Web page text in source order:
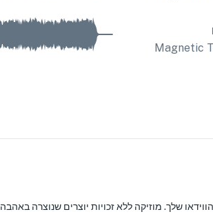
Magnetic
שלך. מוזיקה ללא זכויות יוצרים שנוצרה באהבה